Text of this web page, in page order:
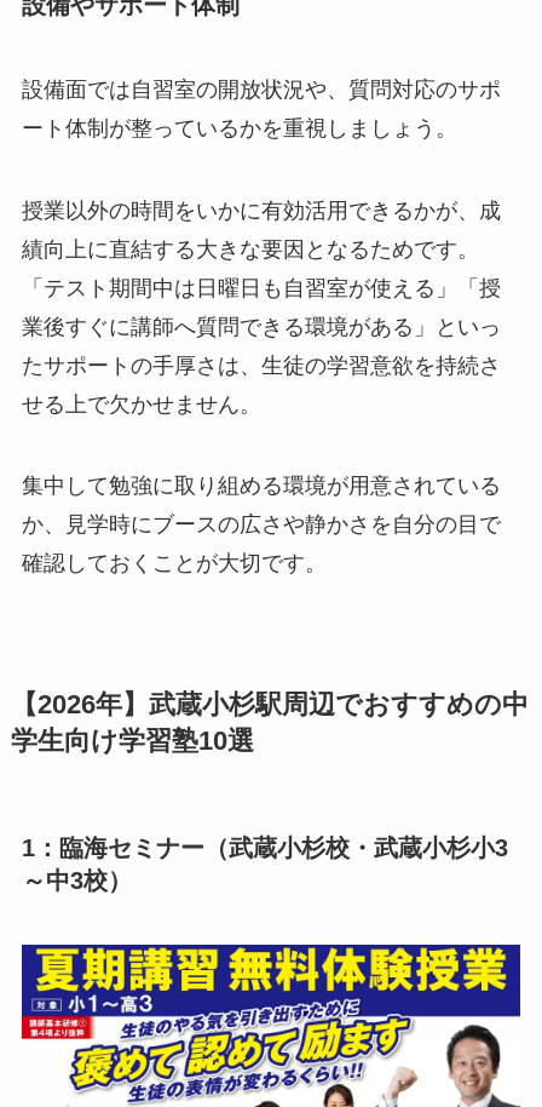
設備面では自習室の開放状況や、質問対応のサポ
ート体制が整っているかを重視しましょう。
授業以外の時間をいかに有効活用できるかが、成
績向上に直結する大きな要因となるためです。
「テスト期間中は日曜日も自習室が使える」「授
業後すぐに講師へ質問できる環境がある」といっ
たサポートの手厚さは、生徒の学習意欲を持続さ
せる上で欠かせません。
集中して勉強に取り組める環境が用意されている
か、見学時にブースの広さや静かさを自分の目で
確認しておくことが大切です。
【2026年】武蔵小杉駅周辺でおすすめの中
学生向け学習塾10選
1：臨海セミナー（武蔵小杉校・武蔵小杉小3
～中3校）